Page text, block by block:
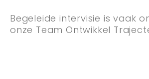
Begeleide intervisie is vaak
onze Team Ontwikkel